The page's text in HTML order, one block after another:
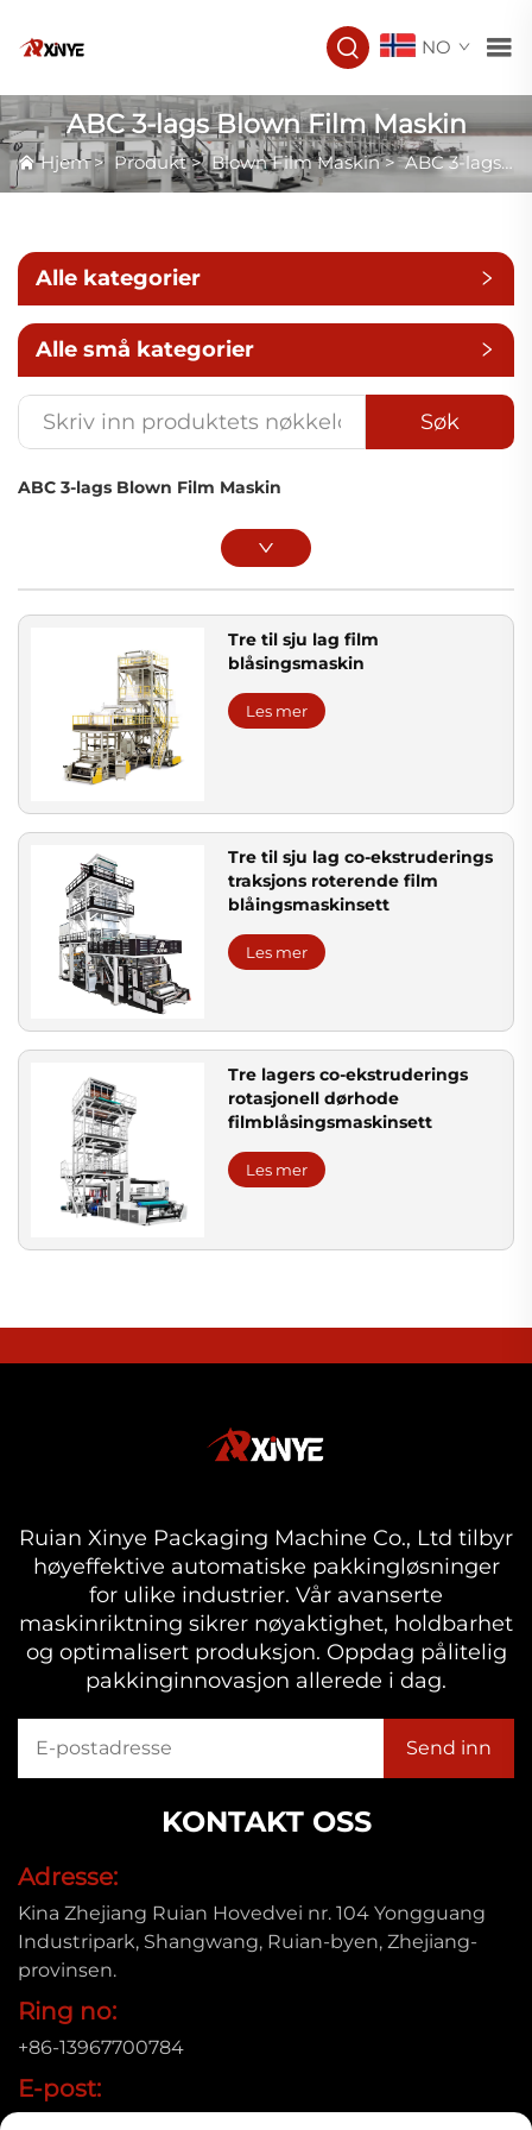
NO
ABC 3-lags Blown Film Maskin
Hjem> Produkt>Blown Film Maskin>ABC 3-lags Blown Film Maskin
Alle kategorier
Alle små kategorier
Søk
ABC 3-lags Blown Film Maskin
Tre til sju lag film
blåsingsmaskin
Les mer
Tre til sju lag co-ekstruderings
traksjons roterende film
blåingsmaskinsett
Les mer
Tre lagers co-ekstruderings
rotasjonell dørhode
filmblåsingsmaskinsett
Les mer
Ruian Xinye Packaging Machine Co., Ltd tilbyr
høyeffektive automatiske pakkingløsninger
for ulike industrier. Vår avanserte
maskinriktning sikrer nøyaktighet, holdbarhet
og optimalisert produksjon. Oppdag pålitelig
pakkinginnovasjon allerede i dag.
KONTAKT OSS
Adresse:
Kina Zhejiang Ruian Hovedvei nr. 104 Yongguang
Industripark, Shangwang, Ruian-byen, Zhejiang-
provinsen.
Ring no:
+86-13967700784
E-post: